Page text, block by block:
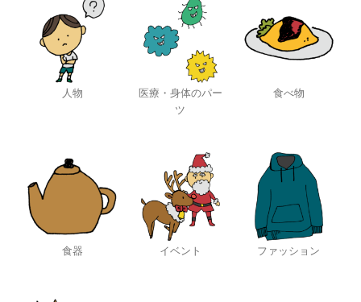
人物
医療・身体のパー
ツ
食べ物
食器 イベント ファッション